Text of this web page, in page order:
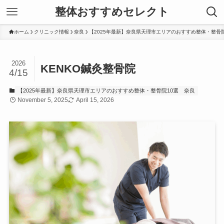
整体おすすめセレクト
ホーム クリニック情報 奈良 【2025年最新】奈良県天理市エリアのおすすめ整体・整骨
KENKO鍼灸整骨院
2026
4/15
【2025年最新】奈良県天理市エリアのおすすめ整体・整骨院10選 奈良
November 5, 2025 April 15, 2026